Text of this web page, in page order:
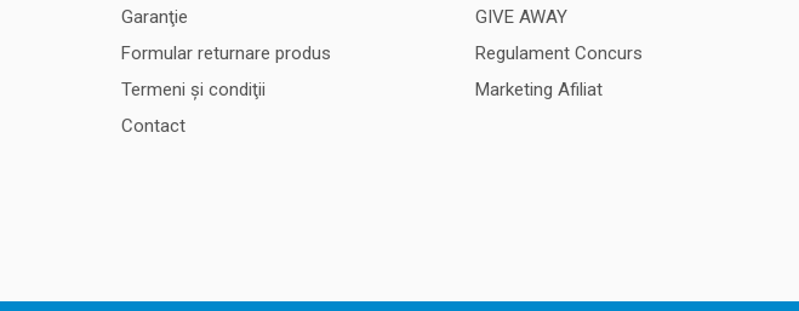
Garanţie
Formular returnare produs
Termeni şi condiţii
Contact
GIVE AWAY
Regulament Concurs
Marketing Afiliat